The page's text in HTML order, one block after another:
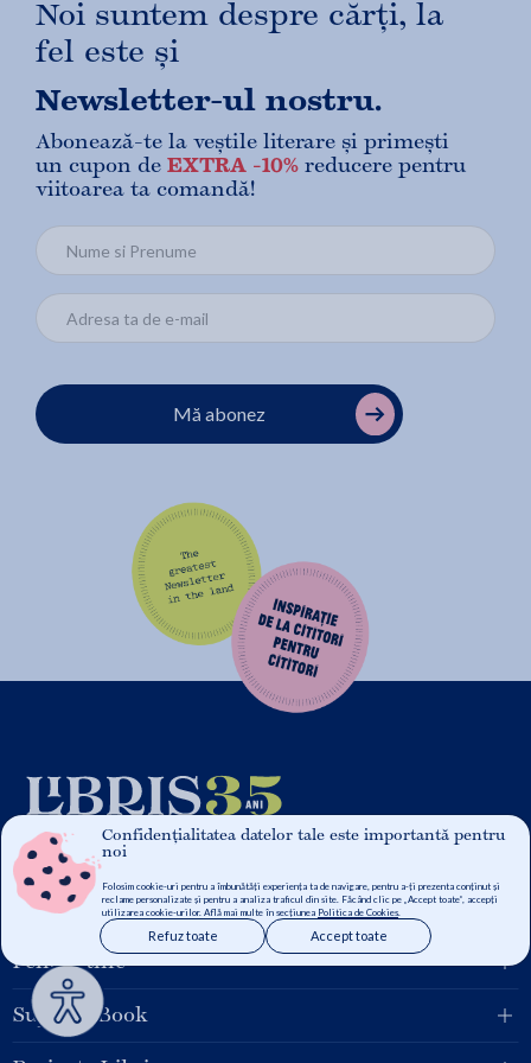
Confidențialitatea datelor tale este importantă pentru
noi
Folosim cookie-uri pentru a îmbunătăți experiența ta de navigare, pentru a-ți prezenta conținut și
reclame personalizate și pentru a analiza traficul din site. Făcând clic pe „Accept toate”, accepți
utilizarea cookie-urilor. Află mai multe în secțiunea Politica de Cookies.
Accept toate
Refuz toate
Noi suntem despre cărți, la
fel este și
Newsletter-ul nostru.
Abonează-te la veștile literare și primești
un cupon de EXTRA -10% reducere pentru
viitoarea ta comandă!
Mă abonez
Grupul Libris
Pentru tine
Suport eBook